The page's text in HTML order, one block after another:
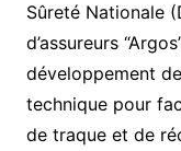
Sûreté Nationale
d’assureurs
développement
technique pour
de traque et de